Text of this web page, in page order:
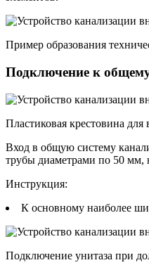
Пример образования
Подключение к
Пластиковая крестовина для
Вход в общую систему
трубы диаметрами по 50 мм,
Инструкция:
К основному наиболее
Подключение унитаза при